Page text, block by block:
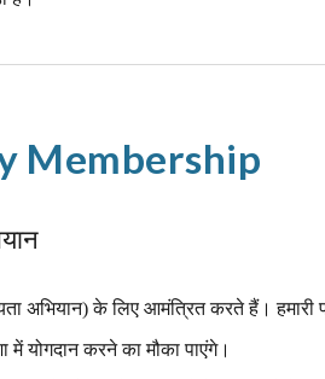
Membership
अभियान) के लिए आमंत्रित करते हैं। हमारी
में योगदान करने का मौका पाएंगे।